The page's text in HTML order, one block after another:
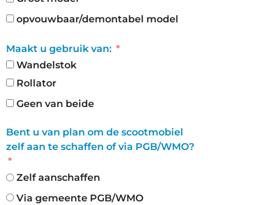
opvouwbaar/demontabel model
Maakt u gebruik van:
Wandelstok
Rollator
Geen van beide
Bent u van plan om de scootmobiel
zelf aan te schaffen of via PGB/WMO?
Zelf aanschaffen
Via gemeente PGB/WMO